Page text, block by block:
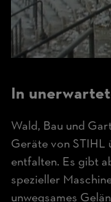
In
Wald, Bau und
Geräte von STIHL
entfalten. Es gibt
spezieller
unwegsames